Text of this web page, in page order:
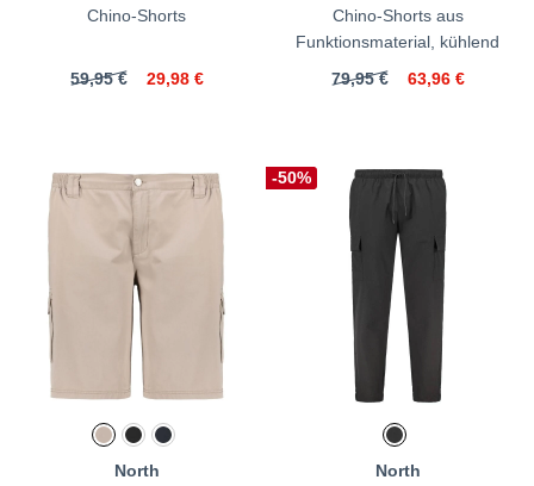
Chino-Shorts
59,95 € 29,98 €
Chino-Shorts aus
Funktionsmaterial, kühlend
79,95 €
63,96 €
North
-50%
North